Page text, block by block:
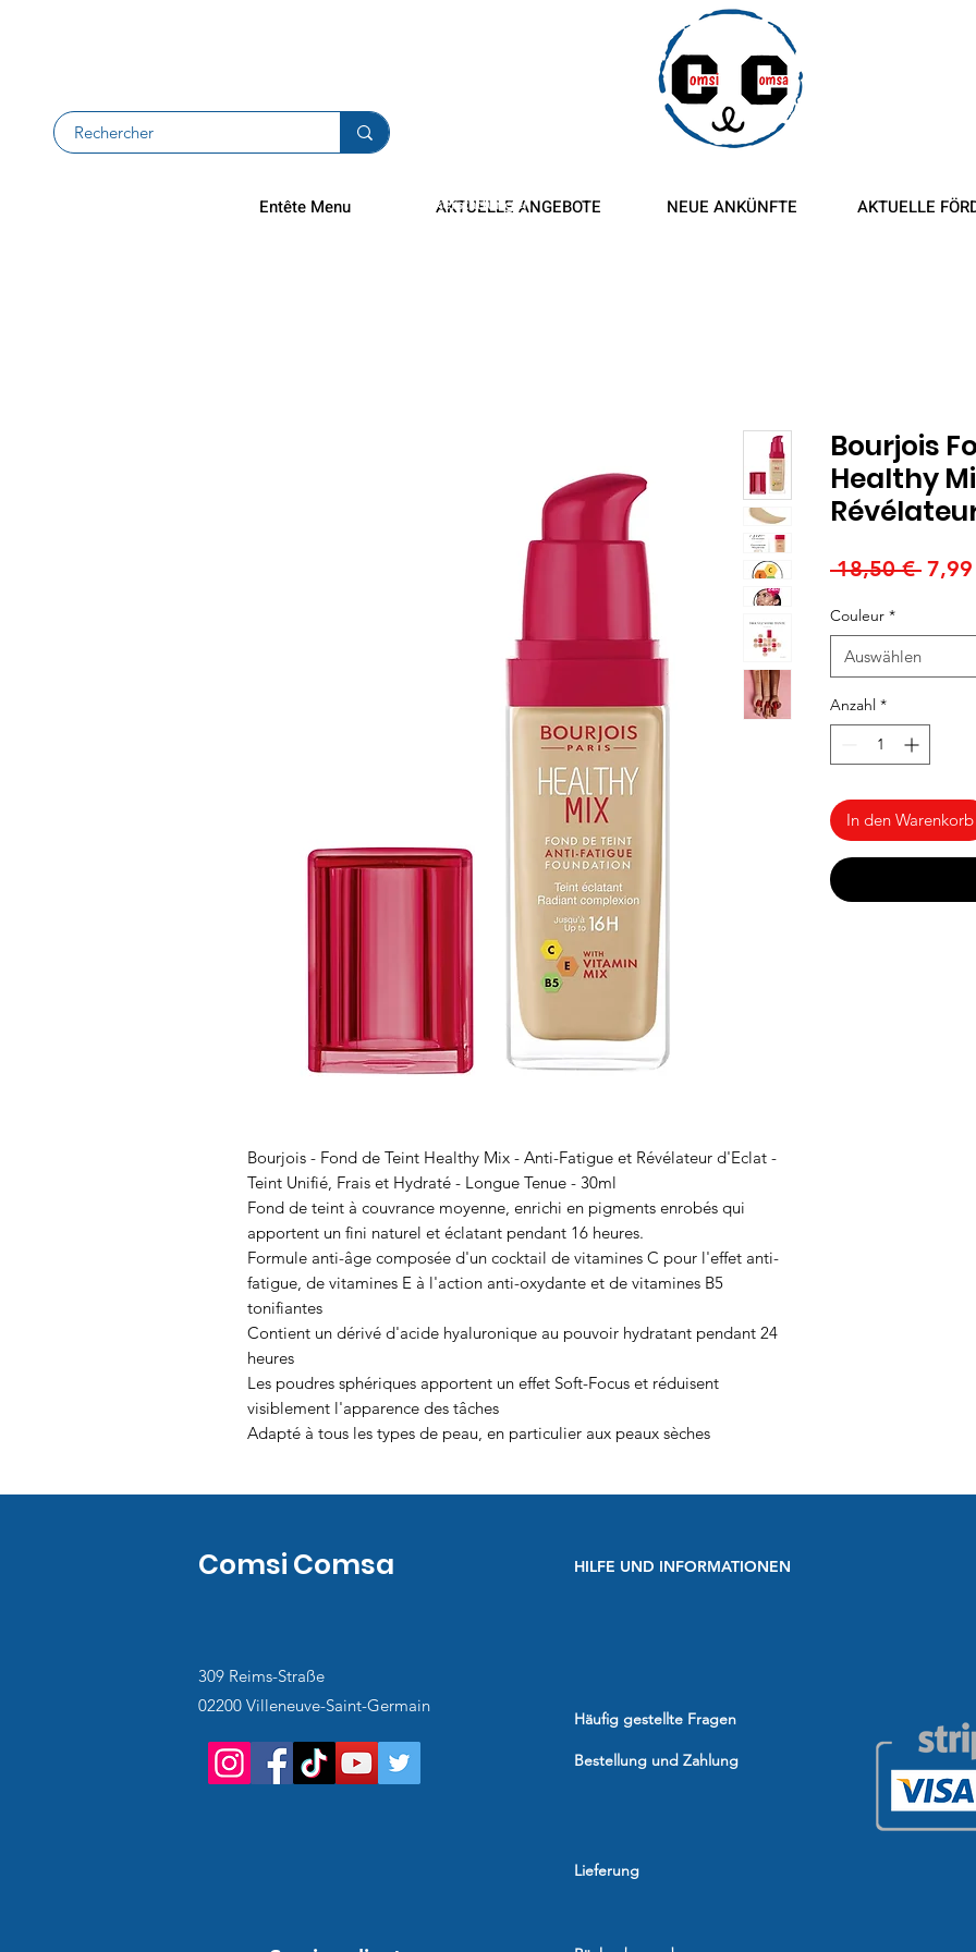
Entête Menu AKTUELLE ANGEBOTE NEUE ANKÜNFTE AKTUELLE
Rückerstattungen
Bourjois - Fond de Teint Healthy Mix - Anti-Fatigue et Révélateur d'Eclat -
Teint Unifié, Frais et Hydraté - Longue Tenue - 30ml
Fond de teint à couvrance moyenne, enrichi en pigments enrobés qui
apportent un fini naturel et éclatant pendant 16 heures.
Formule anti-âge composée d'un cocktail de vitamines C pour l'effet anti-
fatigue, de vitamines E à l'action anti-oxydante et de vitamines B5
tonifiantes
Contient un dérivé d'acide hyaluronique au pouvoir hydratant pendant 24
heures
Les poudres sphériques apportent un effet Soft-Focus et réduisent
visiblement l'apparence des tâches
Adapté à tous les types de peau, en particulier aux peaux sèches
Bourjois
Healthy
18,50 €
Couleur *
Auswählen
Anzahl *
In den Warenkorb
Comsi Comsa HILFE UND INFORMATIONEN
309 Reims-Straße
02200 Villeneuve-Saint-Germain
Häufig gestellte Fragen
Bestellung und Zahlung
Lieferung